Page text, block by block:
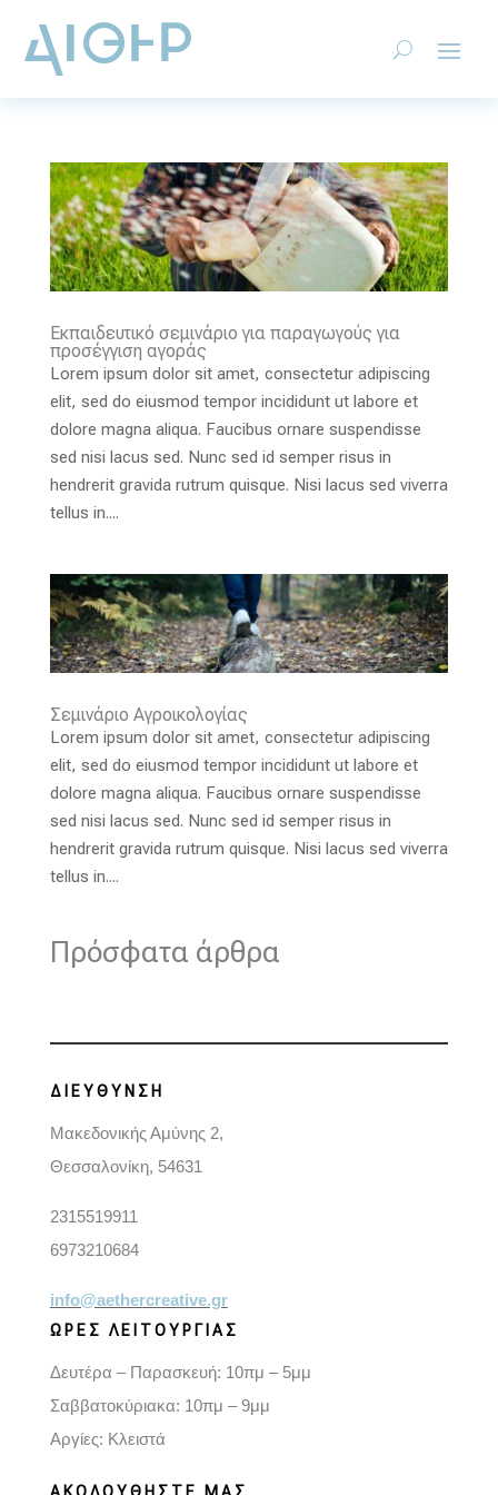
Εκπαιδευτικό σεμινάριο για παραγωγούς για
προσέγγιση αγοράς
Lorem ipsum dolor sit amet, consectetur adipiscing
elit, sed do eiusmod tempor incididunt ut labore et
dolore magna aliqua. Faucibus ornare suspendisse
sed nisi lacus sed. Nunc sed id semper risus in
hendrerit gravida rutrum quisque. Nisi lacus sed viverra
tellus in....
Σεμινάριο Αγροικολογίας
Lorem ipsum dolor sit amet, consectetur adipiscing
elit, sed do eiusmod tempor incididunt ut labore et
dolore magna aliqua. Faucibus ornare suspendisse
sed nisi lacus sed. Nunc sed id semper risus in
hendrerit gravida rutrum quisque. Nisi lacus sed viverra
tellus in....
Πρόσφατα άρθρα
ΔΙΕΥΘΥΝΣΗ
Μακεδονικής Αμύνης 2,
Θεσσαλονίκη, 54631
2315519911
6973210684
info@aethercreative.gr
ΩΡΕΣ ΛΕΙΤΟΥΡΓΙΑΣ
Δευτέρα – Παρασκευή: 10πμ – 5μμ
Σαββατοκύριακα: 10πμ – 9μμ
Αργίες: Κλειστά